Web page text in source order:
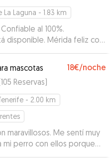
La Laguna - 1.83 km
al 100%.
mascotas 18€/noche
105 Reservas)
- 2.00 km
maravillosos. Me sentí muy
mi perro con ellos porque
novedades, mandaron